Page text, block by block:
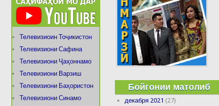
Телевизиоин Тоҷикистон
Телевизиони Сафина
Телевизиони Ҷаҳоннамо
Телевизиони Варзиш
Телевизиони Баҳористон
Телевизиони Синамо
Бойгонии матолиб
декабря 2021 (27)